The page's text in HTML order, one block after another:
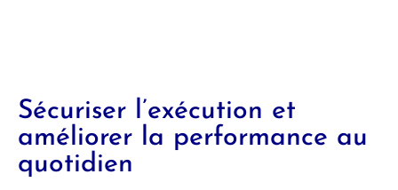
Sécuriser l’exécution et
améliorer la performance au
quotidien